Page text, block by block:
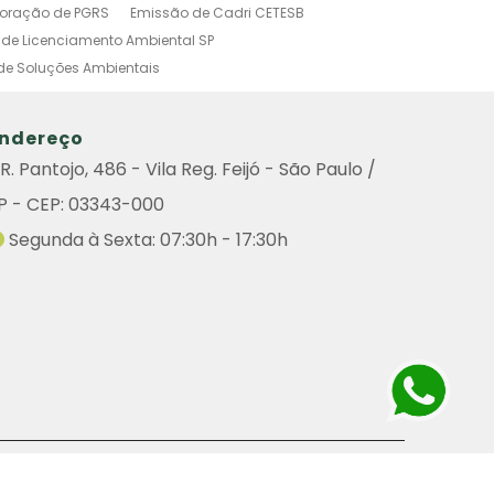
de PGRS
Emissão de Cadri CETESB
Licenciamento Ambiental SP
Soluções Ambientais
Poluidoras
Sistema de Gestão Ambiental
Ambiental
Ambiental
Remoção de Arvore
R. Pantojo, 486 - Vila Reg. Feijó - São Paulo /
- CEP: 03343-000
Segunda à Sexta: 07:30h - 17:30h